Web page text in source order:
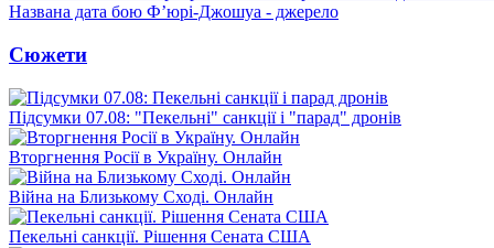
Названа дата бою Ф’юрі-Джошуа - джерело
Сюжети
Підсумки 07.08: "Пекельні" санкції і "парад" дронів
Вторгнення Росії в Україну. Онлайн
Війна на Близькому Сході. Онлайн
Пекельні санкції. Рішення Сената США